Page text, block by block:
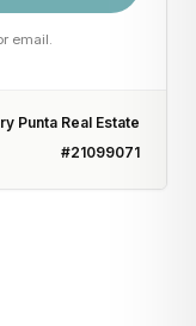
email.
Punta Real Estate
#21099071